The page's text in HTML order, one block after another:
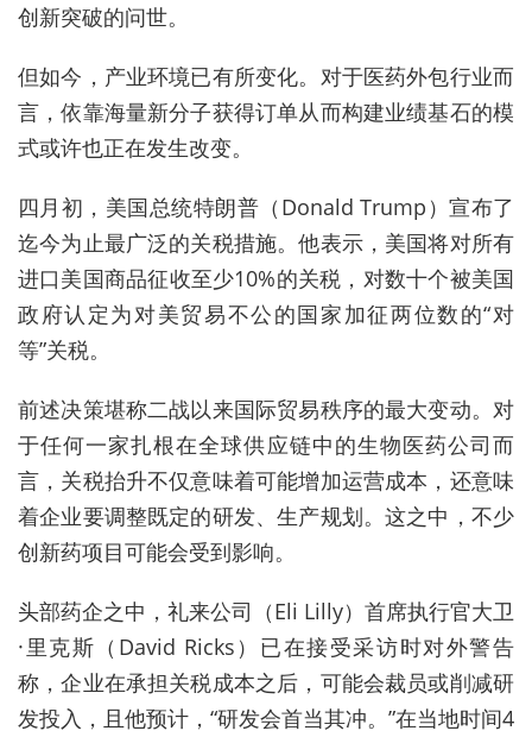
创新突破的问世。
但如今，产业环境已有所变化。对于医药外包行业而
言，依靠海量新分子获得订单从而构建业绩基石的模
式或许也正在发生改变。
四月初，美国总统特朗普（Donald Trump）宣布了
迄今为止最广泛的关税措施。他表示，美国将对所有
进口美国商品征收至少10%的关税，对数十个被美国
政府认定为对美贸易不公的国家加征两位数的“对
等”关税。
前述决策堪称二战以来国际贸易秩序的最大变动。对
于任何一家扎根在全球供应链中的生物医药公司而
言，关税抬升不仅意味着可能增加运营成本，还意味
着企业要调整既定的研发、生产规划。这之中，不少
创新药项目可能会受到影响。
头部药企之中，礼来公司（Eli Lilly）首席执行官大卫
·里克斯（David Ricks）已在接受采访时对外警告
称，企业在承担关税成本之后，可能会裁员或削减研
发投入，且他预计，“研发会首当其冲。”在当地时间4